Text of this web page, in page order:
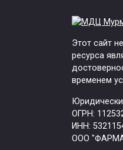
Этот сайт
ресурса
временем
ОГРН:
ИНН:
ООО